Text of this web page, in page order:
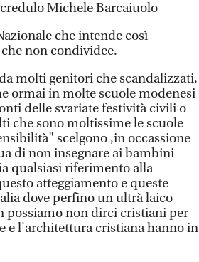
Michele Barcaiuolo
che intende così
non condividee.
molti genitori che scandalizzati,
ormai in molte scuole modenesi
delle svariate festività civili o
che sono moltissime le scuole
scelgono ,in occassione
di non insegnare ai bambini
qualsiasi riferimento alla
atteggiamento e queste
dove perfino un ultrà laico
possiamo non dirci cristiani per
e l'architettura cristiana hanno in